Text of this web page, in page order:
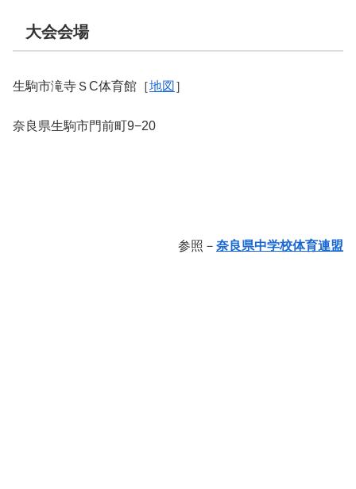
大会会場
生駒市滝寺ＳC体育館［地図 ］
奈良県生駒市門前町9−20
参照－ 奈良県中学校体育連盟